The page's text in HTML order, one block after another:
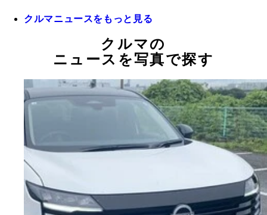
クルマニュースをもっと見る
クルマの
ニュースを写真で探す